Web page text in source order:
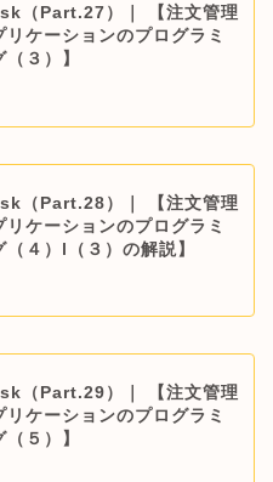
（Part.27）｜ 【注文管理
リケーションのプログラミ
（３）】
（Part.28）｜ 【注文管理
リケーションのプログラミ
（４）l（３）の解説】
（Part.29）｜ 【注文管理
リケーションのプログラミ
（５）】